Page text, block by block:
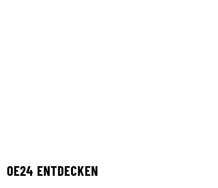
OE24 ENTDECKEN